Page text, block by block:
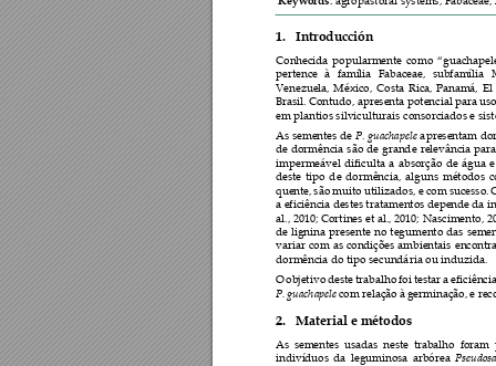
Keywords: agropastoral systems; Fabaceae;
1. Introducción
Conhecida popularmente como “
pertence
à família Fabaceae, subfamília
Venezuela, México, Costa Rica, Panamá, El
Brasil. Contudo, apresenta potencial para uso
em plantios silviculturais consorciados e s
As sementes de P. guachapele apresentam
de dormência são de grande relevância pa
impermeável dificulta a absorção de água
deste tipo de dormência, alguns métodos
quente, são muito utilizados, e com sucesso.
a eficiência destes tratamentos depende da
al., 2010; Cortines et al., 2010; Nascimento,
de lignina presente no tegumento das
variar com as condições ambientais
dormência do tipo secundária ou induzida.
O objetivo deste trabalho foi testar a ef
P. guachapele com relação à germinação, e
2. Material e métodos
As sementes usadas neste trabalho foram
indivíduos da leguminosa arbórea